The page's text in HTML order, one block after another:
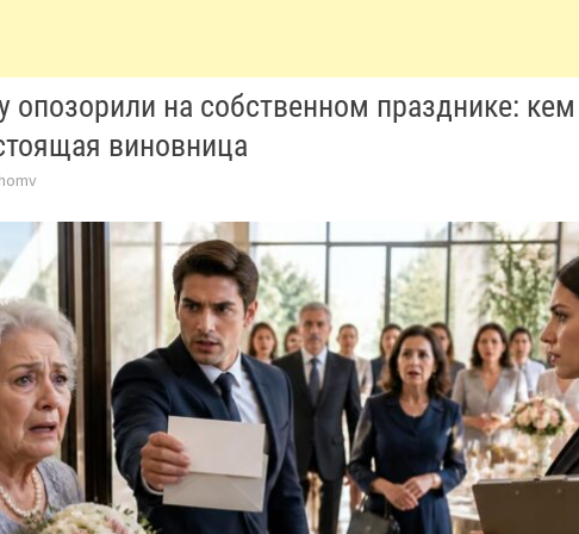
опозорили на собственном празднике: кем
виновница